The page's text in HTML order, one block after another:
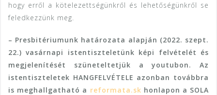
hogy erről a kötelezettségünkről és lehetőségünkről se
feledkezzünk meg.
– Presbitériumunk határozata alapján (2022. szept.
22.) vasárnapi istentiszteletünk képi felvételét és
megjelenítését szüneteltetjük a youtubon. Az
istentiszteletek HANGFELVÉTELE azonban továbbra
is meghallgatható a reformata.sk honlapon a SOLA